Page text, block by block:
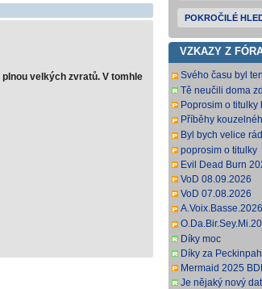
velkých zvratů. V tomhle
POKROČILÉ
VZKAZY Z
Svého času byl
populární, no je
Tě neučili doma
Poprosim o titulky
Příběhy
Movies) jen
Byl bych velice
Děkuji předem
poprosim o titulky
Evil Dead Burn
VoD 08.09.2026
VoD 07.08.2026
anglickej
anglických titulkov.
Díky moc
Díky za
Mermaid 2025
Je nějaký nový